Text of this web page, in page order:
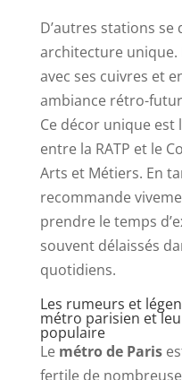
D’autres stations
architecture unique.
avec ses cuivres et
ambiance rétro-
Ce décor unique est
entre la RATP et le
Arts et Métiers. En
recommande
prendre le temps
souvent délaissés
quotidiens.
Les rumeurs et
métro parisien et
populaire
Le métro de Paris
fertile de